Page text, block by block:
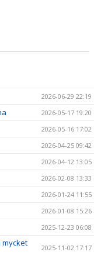
2026-06-29 22:19
2026-05-17 19:20
2026-05-16 17:02
2026-04-25 09:42
2026-04-12 13:05
2026-02-08 13:33
2026-01-24 11:55
2026-01-08 15:26
2025-12-23 06:08
2025-11-02 17:17